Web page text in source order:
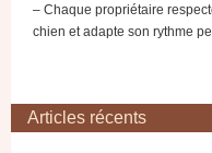
– Chaque propriétaire
chien et adapte son rythme
Articles récents